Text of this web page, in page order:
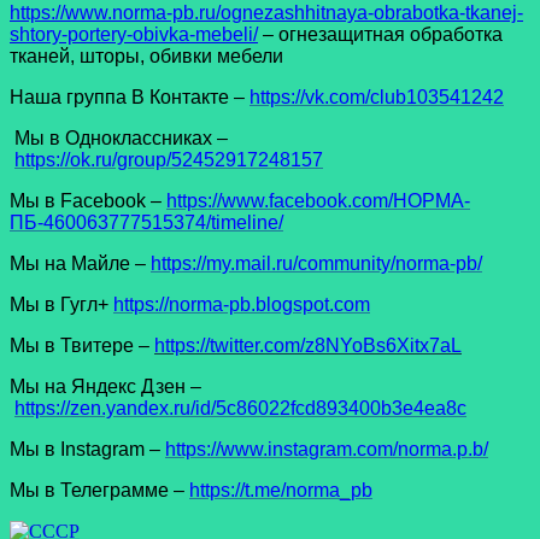
https://www.norma-pb.ru/ognezashhitnaya-obrabotka-tkanej-
shtory-portery-obivka-mebeli/– огнезащитная обработка
тканей, шторы, обивки мебели
Наша группа В Контакте – https://vk.com/club103541242
Мы в Одноклассниках –
https://ok.ru/group/52452917248157
Мы в Facеbook – https://www.facebook.com/НОРМА-
ПБ-460063777515374/timeline/
Мы на Майле – https://my.mail.ru/community/norma-pb/
Мы в Гугл+ https://norma-pb.blogspot.com
Мы в Твитере – https://twitter.com/z8NYoBs6Xitx7aL
Мы на Яндекс Дзен –
https://zen.yandex.ru/id/5c86022fcd893400b3e4ea8c
Мы в Instagram – https://www.instagram.com/norma.p.b/
Мы в Телеграмме – https://t.me/norma_pb